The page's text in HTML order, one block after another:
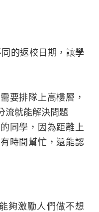
的返校日期，讓學
要排隊上高樓層，
流就能解決問題
同學，因為距離上
時間幫忙，還能認
夠激勵人們做不想